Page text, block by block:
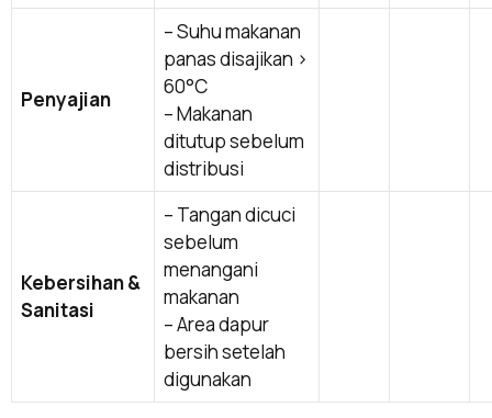
Penyajian
– Suhu makanan
panas disajikan >
60°C
– Makanan
ditutup sebelum
distribusi
Kebersihan &
Sanitasi
– Tangan dicuci
sebelum
menangani
makanan
– Area dapur
bersih setelah
digunakan